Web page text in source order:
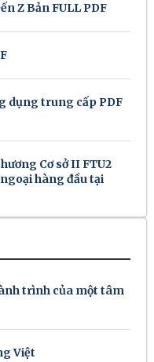
Z Bản FULL PDF
dụng trung cấp PDF
Cơ sở II FTU2
hàng đầu tại
trình của một tâm
Việt